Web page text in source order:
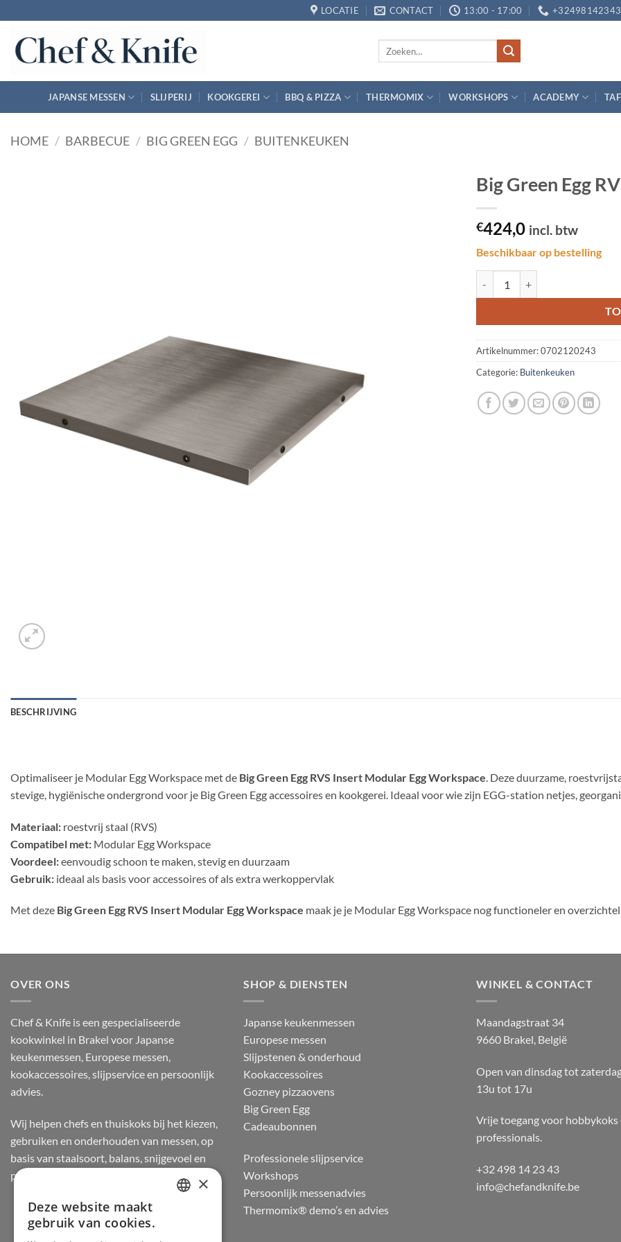
naar
inhoud
LOCATIE CONTACT 13:00 - 17:00 +32498142343
JAPANSE MESSEN SLIJPERIJ KOOKGEREI BBQ & PIZZA THERMOMIX WORKSHOPS ACADEMY
HOME / BARBECUE / BIG GREEN EGG / BUITENKEUKEN
Big Green Egg
€424,0 incl. btw
Beschikbaar op bestelling
Artikelnummer:0702120243
Categorie: Buitenkeuken
BESCHRIJVING
Optimaliseer je Modular Egg Workspace met de Big Green Egg RVS Insert Modular Egg Workspace . Deze duurzame,
stevige, hygiënische ondergrond voor je Big Green Egg accessoires en kookgerei. Ideaal voor wie zijn EGG-station netjes,
Materiaal: roestvrij staal (RVS)
Compatibel met: Modular Egg Workspace
Voordeel:eenvoudig schoon te maken, stevig en duurzaam
Gebruik: ideaal als basis voor accessoires of als extra werkoppervlak
Met deze Big Green Egg RVS Insert Modular Egg Workspace maak je je Modular Egg Workspace nog functioneler en
OVER ONS
Chef & Knife is een gespecialiseerde
kookwinkel in Brakel voor Japanse
keukenmessen, Europese messen,
kookaccessoires, slijpservice en persoonlijk
advies.
Wij helpen chefs en thuiskoks bij het kiezen,
gebruiken en onderhouden van messen, op
basis van staalsoort, balans, snijgevoel en
praktijkervaring.
SHOP & DIENSTEN
Japanse keukenmessen
Europese messen
Slijpstenen & onderhoud
Kookaccessoires
Gozney pizzaovens
Big Green Egg
Cadeaubonnen
Professionele slijpservice
Workshops
Persoonlijk messenadvies
Thermomix® demo’s en advies
WINKEL & CONTACT
Maandagstraat 34
9660 Brakel, België
Open van dinsdag tot
13u tot 17u
Vrije toegang voor hobbykoks
professionals.
+32 498 14 23 43
info@chefandknife.be
×
Deze website maakt
gebruik van cookies.